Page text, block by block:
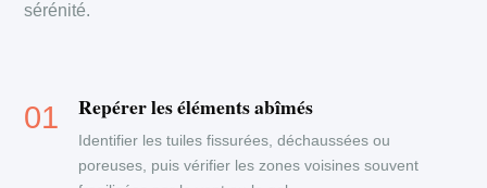
sérénité.
Repérer les éléments abîmés
Identifier les tuiles fissurées, déchaussées ou
poreuses, puis vérifier les zones voisines souvent